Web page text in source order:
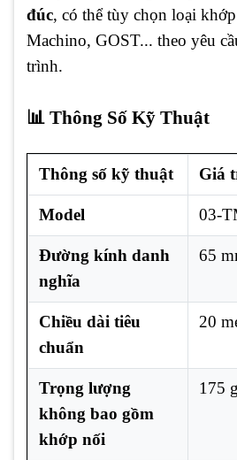
đúc, có thể tùy chọn loại
Machino, GOST... theo yêu
trình.
📊 Thông Số Kỹ Thuật
Thông số kỹ thuật Giá
Model 03-
Đường kính danh
nghĩa
65
Chiều dài tiêu
chuẩn
20
Trọng lượng
không bao gồm
khớp nối
175